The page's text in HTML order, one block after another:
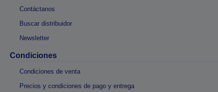
Contáctanos
Buscar distribuidor
Newsletter
Condiciones
Condiciones de venta
Precios y condiciones de pago y entrega